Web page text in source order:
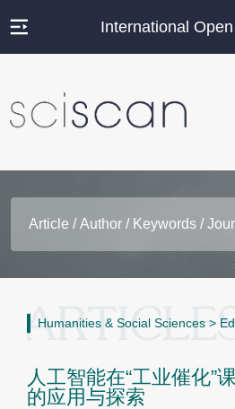
Humanities & Social Sciences >
人工智能在“工业催化”
的应用与探索